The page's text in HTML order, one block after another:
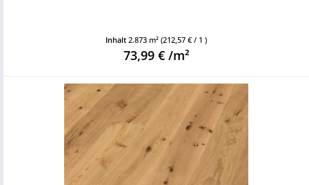
Inhalt 2.873 m² (212,57 € / 1 )
73,99 € /m²